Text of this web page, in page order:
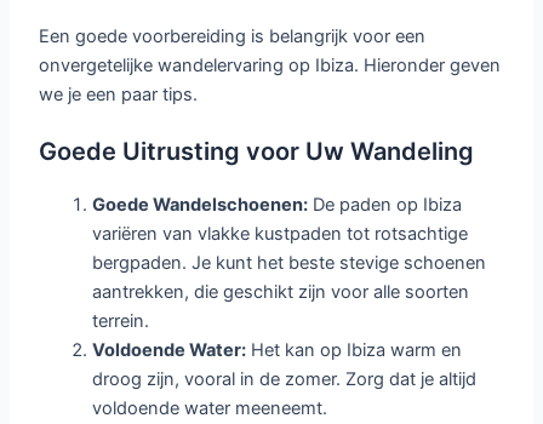
Een goede voorbereiding is belangrijk voor een
onvergetelijke wandelervaring op Ibiza. Hieronder geven
we je een paar tips.
Goede Uitrusting voor Uw Wandeling
Goede Wandelschoenen: De paden op Ibiza
variëren van vlakke kustpaden tot rotsachtige
bergpaden. Je kunt het beste stevige schoenen
aantrekken, die geschikt zijn voor alle soorten
terrein.
Voldoende Water: Het kan op Ibiza warm en
droog zijn, vooral in de zomer. Zorg dat je altijd
voldoende water meeneemt.